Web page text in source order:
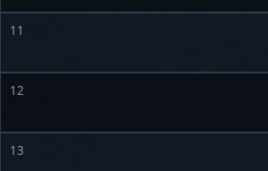
11
12
13